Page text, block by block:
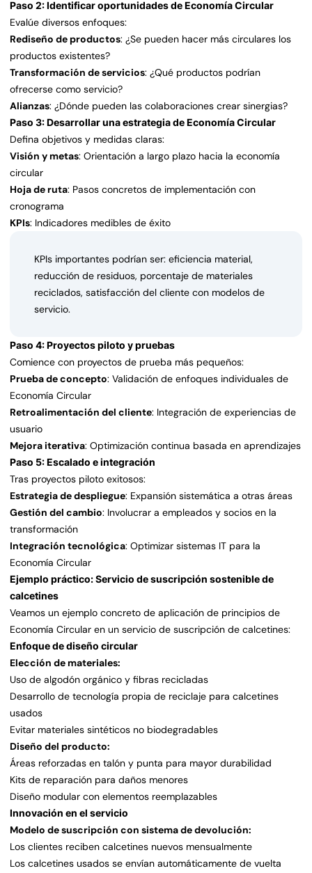
Paso 2: Identificar oportunidades de Economía Circular
Evalúe diversos enfoques:
Rediseño de productos: ¿Se pueden hacer más circulares los
productos existentes?
Transformación de servicios: ¿Qué productos podrían
ofrecerse como servicio?
Alianzas: ¿Dónde pueden las colaboraciones crear sinergias?
Paso 3: Desarrollar una estrategia de Economía Circular
Defina objetivos y medidas claras:
Visión y metas: Orientación a largo plazo hacia la economía
circular
Hoja de ruta: Pasos concretos de implementación con
cronograma
KPIs: Indicadores medibles de éxito
KPIs importantes podrían ser: eficiencia material,
reducción de residuos, porcentaje de materiales
reciclados, satisfacción del cliente con modelos de
servicio.
Paso 4: Proyectos piloto y pruebas
Comience con proyectos de prueba más pequeños:
Prueba de concepto: Validación de enfoques individuales de
Economía Circular
Retroalimentación del cliente: Integración de experiencias de
usuario
Mejora iterativa: Optimización continua basada en aprendizajes
Paso 5: Escalado e integración
Tras proyectos piloto exitosos:
Estrategia de despliegue: Expansión sistemática a otras áreas
Gestión del cambio: Involucrar a empleados y socios en la
transformación
Integración tecnológica: Optimizar sistemas IT para la
Economía Circular
Ejemplo práctico: Servicio de suscripción sostenible de
calcetines
Veamos un ejemplo concreto de aplicación de principios de
Economía Circular en un servicio de suscripción de calcetines:
Enfoque de diseño circular
Elección de materiales:
Uso de algodón orgánico y fibras recicladas
Desarrollo de tecnología propia de reciclaje para calcetines
usados
Evitar materiales sintéticos no biodegradables
Diseño del producto:
Áreas reforzadas en talón y punta para mayor durabilidad
Kits de reparación para daños menores
Diseño modular con elementos reemplazables
Innovación en el servicio
Modelo de suscripción con sistema de devolución:
Los clientes reciben calcetines nuevos mensualmente
Los calcetines usados se envían automáticamente de vuelta